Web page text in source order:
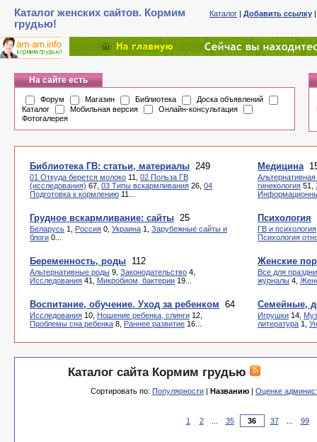
Каталог женских сайтов. Кормим
грудью!
Каталог | Добавить ссылку
На сайте есть
Форум Магазин Библиотека
Доска объявлений
Каталог
Мобильная версия
Онлайн-консультация
Фотогалерея
Библиотека ГВ: статьи, материалы 249
01 Откуда берется молоко 11, 02 Польза ГВ
(исследования) 67, 03 Типы вскармливания 26, 04
Подготовка к кормлению 11...
Грудное вскармливание: сайты 25
Беларусь 1, Россия 0, Украина 1, Зарубежные сайты и
блоги 0...
Беременность, роды 112
Альтернативные роды 9, Законодательство 4,
Исследования 41, Микробиом, бактерии 19...
Воспитание, обучение. Уход за ребенком 64
Исследования 10, Ношение ребенка, слинги 12,
Проблемы сна ребенка 8, Раннее развитие 16...
Медицина
гинекология 51,
Психология
ГВ и психология
Психология
Женские
Все для
журналы 4,
Семейные,
Игрушки 14,
литература 1,
Каталог сайта Кормим грудью
Сортировать по: Популярности | Названию | Оценке
1 2 35 37 99